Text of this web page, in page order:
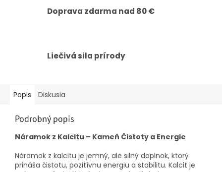
Doprava zdarma nad 80 €
Liečivá sila prírody
Popis Diskusia
Podrobný popis
Náramok z Kalcitu – Kameň Čistoty a Energie
Náramok z kalcitu je jemný, ale silný doplnok, ktorý
prináša čistotu, pozitívnu energiu a stabilitu. Kalcit je